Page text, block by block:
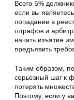
Всего 5%
если вы
попадание в
штрафов и
начать изъятие
предъявить
Таким образом,
серьезный шаг к
потерять
Поэтому, если у